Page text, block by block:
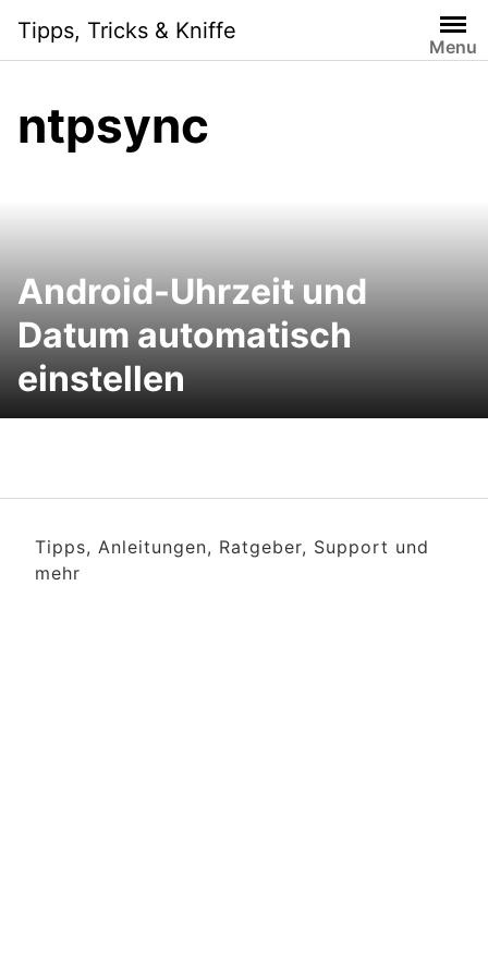
content
Tipps, Tricks & Kniffe
Menu
ntpsync
Android-Uhrzeit und
Datum automatisch
einstellen
Tipps, Anleitungen, Ratgeber, Support und
mehr